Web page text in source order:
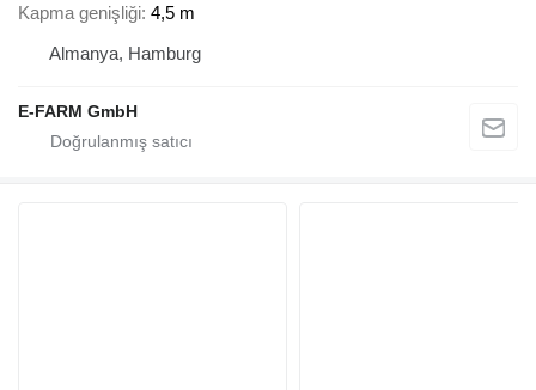
Kapma genişliği 4,5 m
Almanya, Hamburg
E-FARM GmbH